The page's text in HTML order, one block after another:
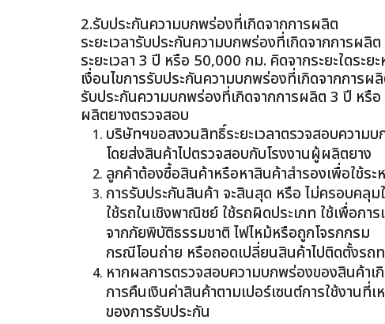
2.รับประกันความบกพร่องที่เกิดจากการผลิต
ระยะเวลารับประกันความบกพร่องที่เกิดจากการผลิต
ระยะเวลา 3 ปี หรือ 50,000 กม. คิดจากระยะใดระย
เงื่อนไขการรับประกันความบกพร่องที่เกิดจากการผ
รับประกันความบกพร่องที่เกิดจากการผลิต 3 ปี หรื
ผลิตยางตรวจสอบ
บริษัทฯขอสงวนสิทธิ์ระยะเวลาตรวจสอบควา
โดยส่งสินค้าไปตรวจสอบกับโรงงานผู้ผลิตยาง
ลูกค้าต้องซื้อสินค้าหรือหาสินค้าสำรองเพื่อใช้ระ
การรับประกันสินค้า จะสินสุด หรือ ไม่ครอบคลุ
ใช้รถในเชิงพาณิชย์ ใช้รถผิดประเภท ใช้เพื่อก
จากภัยพิบัติธรรมชาติ ไฟไหม้หรือถูกโจรกกรม
กรณีโอนถ่าย หรือถอดเปลี่ยนสินค้าไปติดตั้งรถ
หากผลการตรวจสอบความบกพร่องของสินค้า
การคืนเงินค่าสินค้าตามเปอร์เซนต์การใช้งานที่
ของการรับประกัน